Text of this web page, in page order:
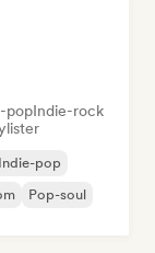
popIndie-rock
Indie-pop
Pop-soul